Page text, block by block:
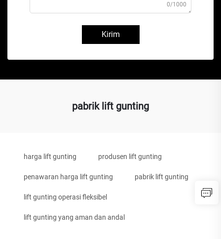
0/1000
Kirim
pabrik lift gunting
harga lift gunting produsen lift gunting
penawaran harga lift gunting pabrik lift gunting
lift gunting operasi fleksibel
lift gunting yang aman dan andal